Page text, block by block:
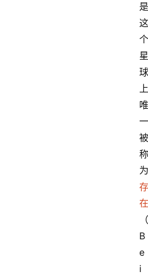
是
这
个
星
球
上
唯
一
被
称
为
存
在
（
B
e
i